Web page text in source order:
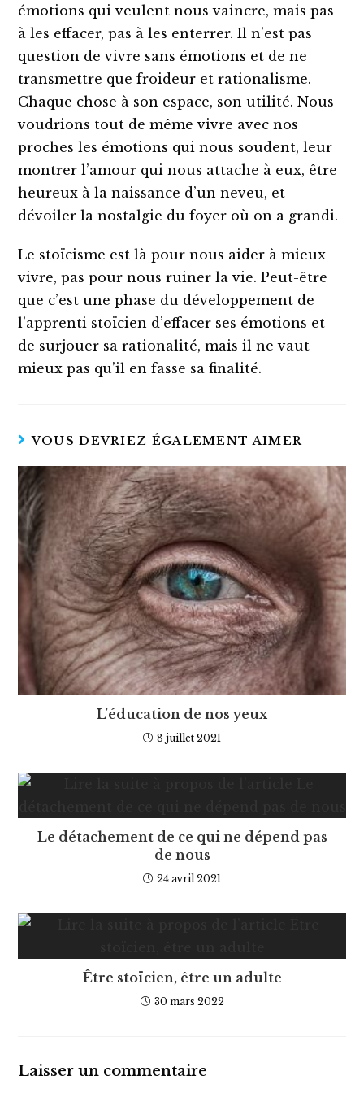
émotions qui veulent nous vaincre, mais pas
à les effacer, pas à les enterrer. Il n’est pas
question de vivre sans émotions et de ne
transmettre que froideur et rationalisme.
Chaque chose à son espace, son utilité. Nous
voudrions tout de même vivre avec nos
proches les émotions qui nous soudent, leur
montrer l’amour qui nous attache à eux, être
heureux à la naissance d’un neveu, et
dévoiler la nostalgie du foyer où on a grandi.
Le stoïcisme est là pour nous aider à mieux
vivre, pas pour nous ruiner la vie. Peut-être
que c’est une phase du développement de
l’apprenti stoïcien d’effacer ses émotions et
de surjouer sa rationalité, mais il ne vaut
mieux pas qu’il en fasse sa finalité.
VOUS DEVRIEZ ÉGALEMENT AIMER
L’éducation de nos yeux
8 juillet 2021
Le détachement de ce qui ne dépend pas
de nous
24 avril 2021
Être stoïcien, être un adulte
30 mars 2022
Laisser un commentaire